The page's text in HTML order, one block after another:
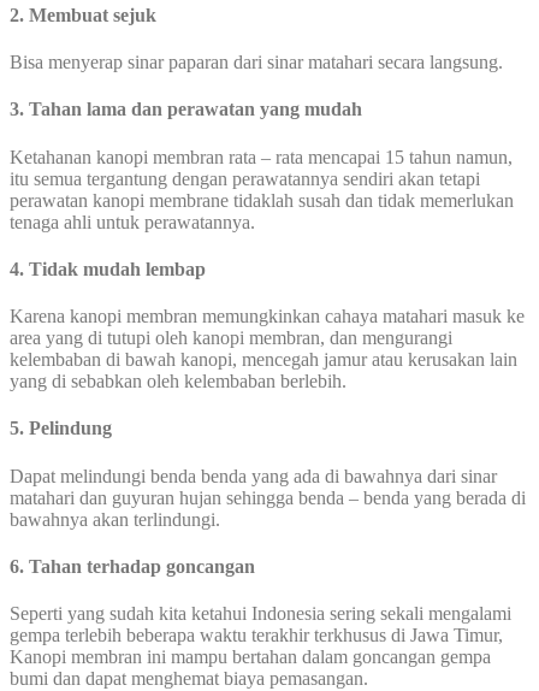
2. Membuat sejuk
Bisa menyerap sinar paparan dari sinar matahari secara langsung.
3. Tahan lama dan perawatan yang mudah
Ketahanan kanopi membran rata – rata mencapai 15 tahun namun,
itu semua tergantung dengan perawatannya sendiri akan tetapi
perawatan kanopi membrane tidaklah susah dan tidak memerlukan
tenaga ahli untuk perawatannya.
4. Tidak mudah lembap
Karena kanopi membran memungkinkan cahaya matahari masuk ke
area yang di tutupi oleh kanopi membran, dan mengurangi
kelembaban di bawah kanopi, mencegah jamur atau kerusakan lain
yang di sebabkan oleh kelembaban berlebih.
5. Pelindung
Dapat melindungi benda benda yang ada di bawahnya dari sinar
matahari dan guyuran hujan sehingga benda – benda yang berada di
bawahnya akan terlindungi.
6. Tahan terhadap goncangan
Seperti yang sudah kita ketahui Indonesia sering sekali mengalami
gempa terlebih beberapa waktu terakhir terkhusus di Jawa Timur,
Kanopi membran ini mampu bertahan dalam goncangan gempa
bumi dan dapat menghemat biaya pemasangan.